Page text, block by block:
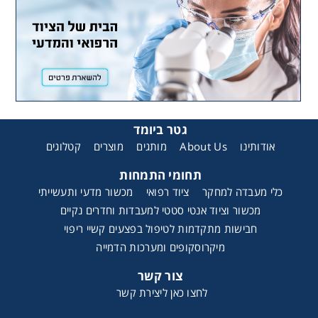
גטר ביומד
אודותינו About Us מותגים מוצרים קטלוגים
תחומי התמחות
כלי מעבדה למחקר ציוד רפואי
מכשור מדעי ותעשייתי
מכשור וציוד אנטי סטטי למעבדות וחדרים נקיים
חבישות מתקדמות לטיפול בפצעים קשיי ריפוי
מיקרוסקופים ומערכות הדמייה
צור קשר
לחצו כאן ליצירת קשר